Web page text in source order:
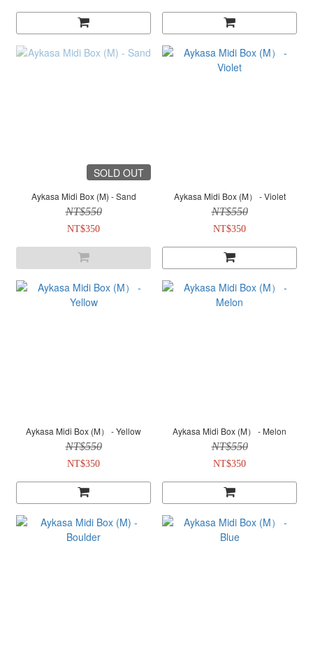
SOLD OUT
Aykasa Midi Box (M) - Sand
NT$550
NT$350
Aykasa Midi Box (M） - Violet
NT$550
NT$350
Aykasa Midi Box (M） - Yellow
NT$550
NT$350
Aykasa Midi Box (M） - Melon
NT$550
NT$350